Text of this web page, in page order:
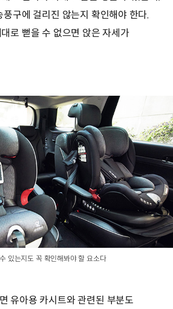
구에 걸리진 않는지 확인해야 한다.
로 뻗을 수 없으면 앉은 자세가
있는지도 꼭 확인해봐야 할 요소다
유아용 카시트와 관련된 부분도